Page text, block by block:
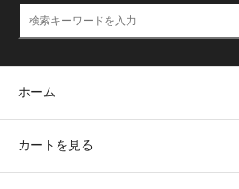
ホーム
カートを見る